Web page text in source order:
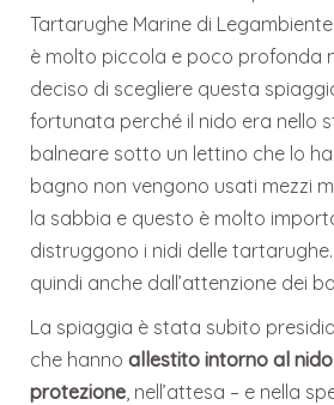
Tartarughe Marine di
è molto piccola e poco profonda
deciso di scegliere questa
fortunata perché il nido era nello
balneare sotto un lettino che lo
bagno non vengono usati mezzi
la sabbia e questo è molto
distruggono i nidi delle
quindi anche dall’attenzione dei
La spiaggia è stata subito
che hannoallestito intorno al nido
protezione, nell’attesa – e nella